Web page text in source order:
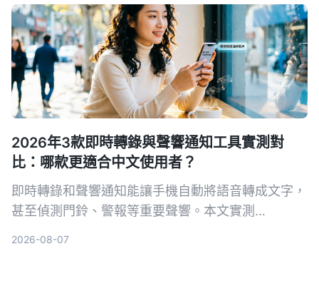
2026年3款即時轉錄與聲響通知工具實測對
比：哪款更適合中文使用者？
即時轉錄和聲響通知能讓手機自動將語音轉成文字，
甚至偵測門鈴、警報等重要聲響。本文實測
2026-08-07